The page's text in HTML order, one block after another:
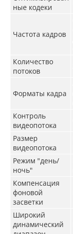
ные кодеки
Частота кадров
Количество
потоков
Форматы кадра
Контроль
видеопотока
Размер
видеопотока
Режим "день/
ночь"
Компенсация
фоновой
засветки
Широкий
динамический